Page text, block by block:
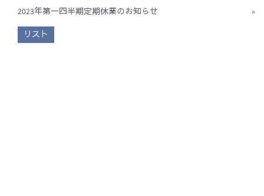
2023年第一四半期定期休業のお知らせ
»
リスト